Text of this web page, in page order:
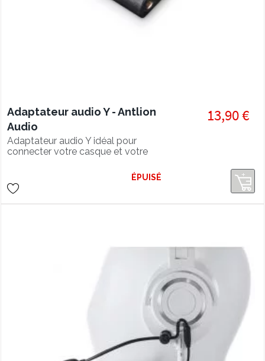
Adaptateur audio Y - Antlion
Audio
Adaptateur audio Y idéal pour
connecter votre casque et votre
13,90 €
ÉPUISÉ